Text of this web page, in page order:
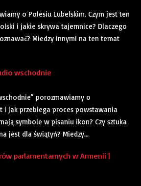
o Polesiu Lubelskim. Czym jest ten
i jakie skrywa tajemnice? Dlaczego
Miedzy innymi na ten temat
wschodnie
porozmawiamy o
i jak przebiega proces powstawania
symbole w pisaniu ikon? Czy sztuka
jest dla świątyń? Miedzy...
parlamentarnych w Armenii |